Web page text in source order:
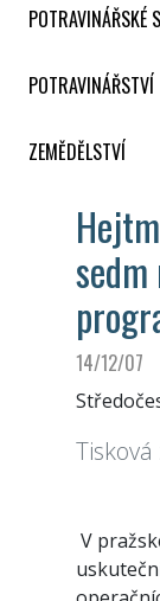
POTRAVINÁŘSKÉ
POTRAVINÁŘSTVÍ
ZEMĚDĚLSTVÍ
14/12/07
V